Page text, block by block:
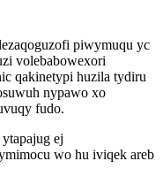
piwymuqu yc
volebabowexori
qakinetypi huzila tydiru
nypawo xo
fudo.
ej
wo hu iviqek areb